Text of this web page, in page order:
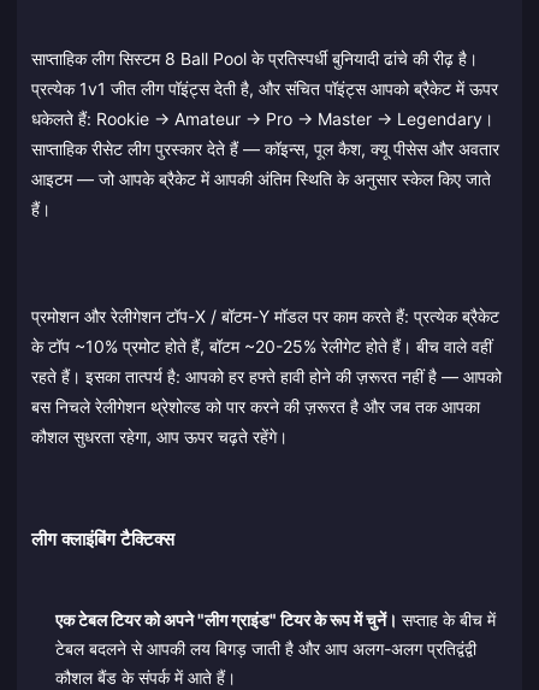
साप्ताहिक लीग सिस्टम 8 Ball Pool के प्रतिस्पर्धी बुनियादी ढांचे की रीढ़ है।
प्रत्येक 1v1 जीत लीग पॉइंट्स देती है, और संचित पॉइंट्स आपको ब्रैकेट में ऊपर
धकेलते हैं: Rookie → Amateur → Pro → Master → Legendary।
साप्ताहिक रीसेट लीग पुरस्कार देते हैं — कॉइन्स, पूल कैश, क्यू पीसेस और अवतार
आइटम — जो आपके ब्रैकेट में आपकी अंतिम स्थिति के अनुसार स्केल किए जाते
हैं।
प्रमोशन और रेलीगेशन टॉप-X / बॉटम-Y मॉडल पर काम करते हैं: प्रत्येक ब्रैकेट
के टॉप ~10% प्रमोट होते हैं, बॉटम ~20-25% रेलीगेट होते हैं। बीच वाले वहीं
रहते हैं। इसका तात्पर्य है: आपको हर हफ्ते हावी होने की ज़रूरत नहीं है — आपको
बस निचले रेलीगेशन थ्रेशोल्ड को पार करने की ज़रूरत है और जब तक आपका
कौशल सुधरता रहेगा, आप ऊपर चढ़ते रहेंगे।
लीग क्लाइंबिंग टैक्टिक्स
एक टेबल टियर को अपने "लीग ग्राइंड" टियर के रूप में चुनें। सप्ताह के बीच में
टेबल बदलने से आपकी लय बिगड़ जाती है और आप अलग-अलग प्रतिद्वंद्वी
कौशल बैंड के संपर्क में आते हैं।